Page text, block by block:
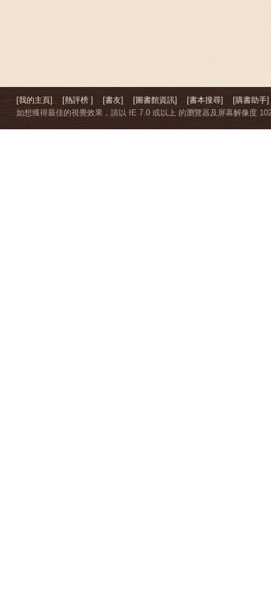
[我的主頁] [熱評榜 ] [書友] [圖書館資訊] [書本搜尋]
[購書助手]
如想獲得最佳的視覺效果，請以 IE 7.0 或以上 的瀏覽器及屏幕解像度